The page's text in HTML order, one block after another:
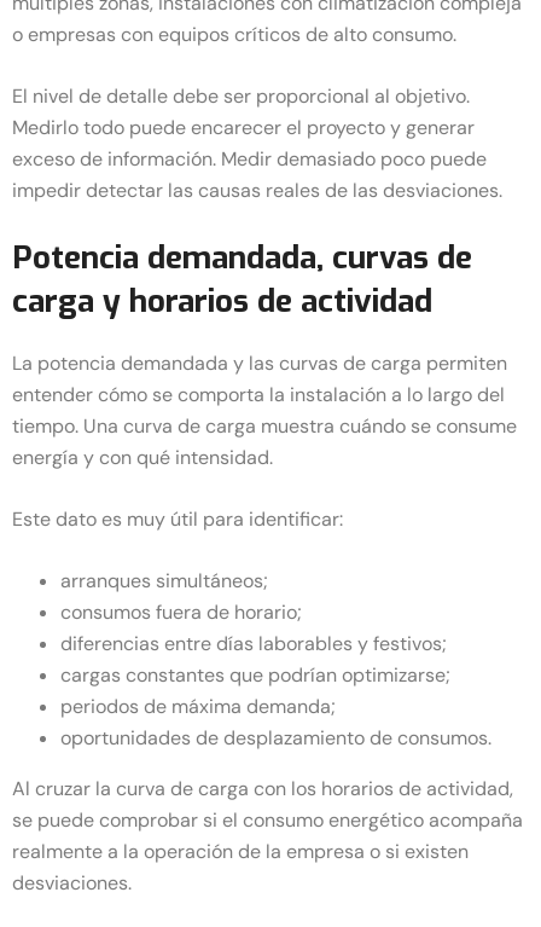
o empresas con equipos críticos de alto consumo.
El nivel de detalle debe ser proporcional al objetivo.
Medirlo todo puede encarecer el proyecto y generar
exceso de información. Medir demasiado poco puede
impedir detectar las causas reales de las desviaciones.
Potencia demandada, curvas de
carga y horarios de actividad
La potencia demandada y las curvas de carga permiten
entender cómo se comporta la instalación a lo largo del
tiempo. Una curva de carga muestra cuándo se consume
energía y con qué intensidad.
Este dato es muy útil para identificar:
arranques simultáneos;
consumos fuera de horario;
diferencias entre días laborables y festivos;
cargas constantes que podrían optimizarse;
periodos de máxima demanda;
oportunidades de desplazamiento de consumos.
Al cruzar la curva de carga con los horarios de actividad,
se puede comprobar si el consumo energético acompaña
realmente a la operación de la empresa o si existen
desviaciones.